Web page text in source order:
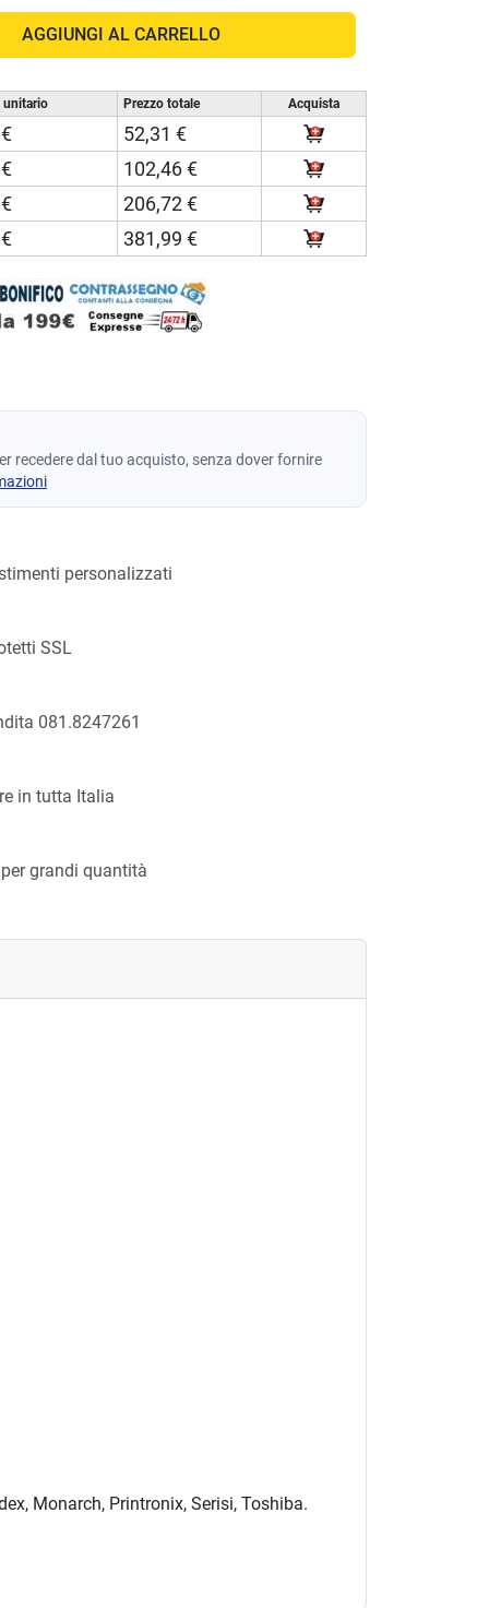
AGGIUNGI AL CARRELLO
unitario Prezzo totale Acquista
52,31 €
102,46 €
206,72 €
381,99 €
recedere dal tuo acquisto, senza dover fornire
personalizzati
SSL
081.8247261
in tutta Italia
grandi quantità
Monarch, Printronix, Serisi, Toshiba.